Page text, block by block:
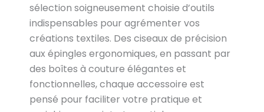
sélection soigneusement choisie d’outils
indispensables pour agrémenter vos
créations textiles. Des ciseaux de précision
aux épingles ergonomiques, en passant par
des boîtes à couture élégantes et
fonctionnelles, chaque accessoire est
pensé pour faciliter votre pratique et